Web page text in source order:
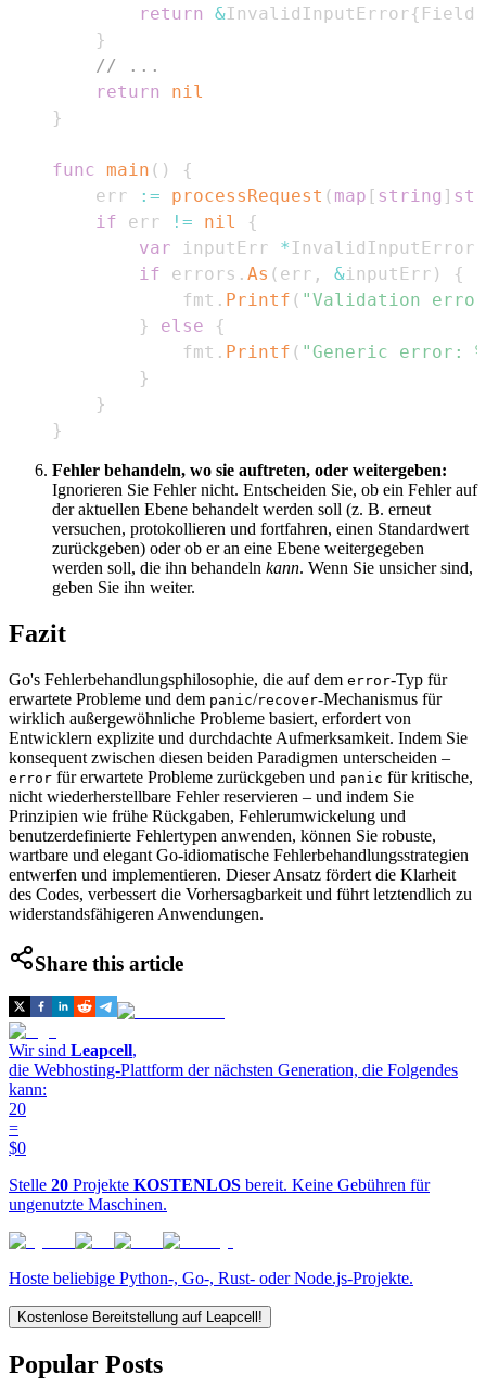
return
&InvalidInputError{ Field
}
// ...
return
nil
}
func main ( )
{
    err
:= processRequest ( map [ string ]
if err != nil
{
var inputErr *
if errors . As ( err , &inputErr )
{
            fmt
. Printf ( "Validation
}
else
{
            fmt
. Printf ( "Generic error:
}
}
}
Fehler behandeln, wo sie auftreten, oder weitergeben:
Ignorieren Sie Fehler nicht. Entscheiden Sie, ob ein Fehler auf
der aktuellen Ebene behandelt werden soll (z. B. erneut
versuchen, protokollieren und fortfahren, einen Standardwert
zurückgeben) oder ob er an eine Ebene weitergegeben
werden soll, die ihn behandeln kann. Wenn Sie unsicher sind,
geben Sie ihn weiter.
Fazit
Go's Fehlerbehandlungsphilosophie, die auf dem error-Typ für
erwartete Probleme und dem panic/recover-Mechanismus für
wirklich außergewöhnliche Probleme basiert, erfordert von
Entwicklern explizite und durchdachte Aufmerksamkeit. Indem Sie
konsequent zwischen diesen beiden Paradigmen unterscheiden –
error für erwartete Probleme zurückgeben und panic für kritische,
nicht wiederherstellbare Fehler reservieren – und indem Sie
Prinzipien wie frühe Rückgaben, Fehlerumwickelung und
benutzerdefinierte Fehlertypen anwenden, können Sie robuste,
wartbare und elegant Go-idiomatische Fehlerbehandlungsstrategien
entwerfen und implementieren. Dieser Ansatz fördert die Klarheit
des Codes, verbessert die Vorhersagbarkeit und führt letztendlich zu
widerstandsfähigeren Anwendungen.
Share this article
Wir sind Leapcell,
die Webhosting-Plattform der nächsten Generation, die Folgendes
kann:
20
=
$0
Stelle 20 Projekte KOSTENLOS bereit. Keine Gebühren für
ungenutzte Maschinen.
Hoste beliebige Python-, Go-, Rust- oder Node.js-Projekte.
Kostenlose Bereitstellung auf Leapcell!
Popular Posts